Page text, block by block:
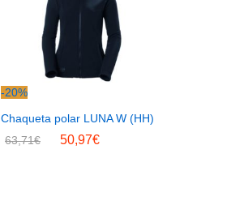
-20%
Chaqueta polar LUNA W (HH)
63,71€ 50,97€